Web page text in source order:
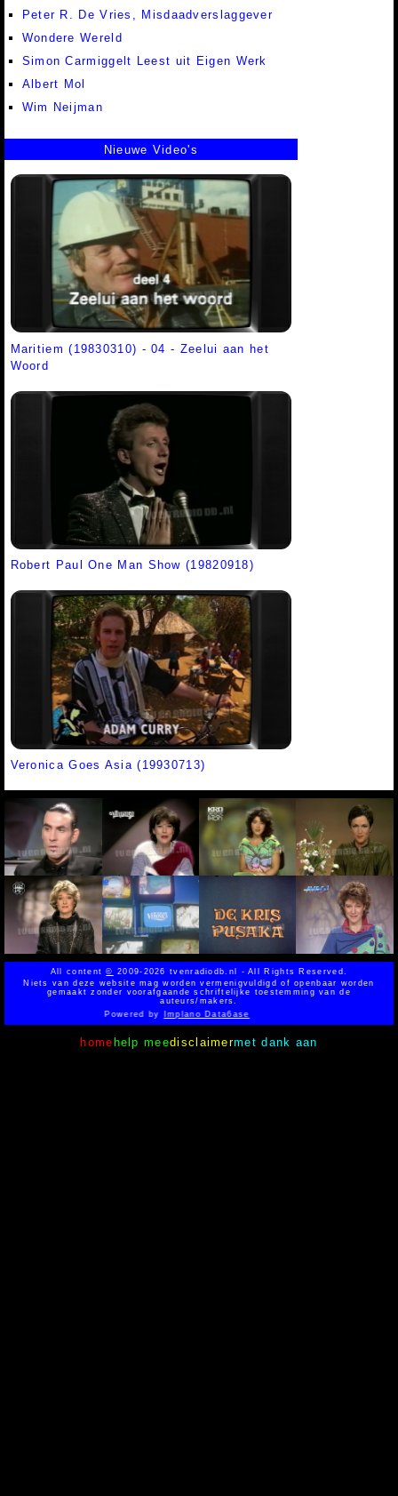
Peter R. De Vries, Misdaadverslaggever
Wondere Wereld
Simon Carmiggelt Leest uit Eigen Werk
Albert Mol
Wim Neijman
Nieuwe Video's
Maritiem (19830310) - 04 - Zeelui aan het
Woord
Robert Paul One Man Show (19820918)
Veronica Goes Asia (19930713)
All content© 2009-2026 tvenradiodb.nl - All Rights Reserved.
Niets van deze website mag worden vermenigvuldigd of openbaar worden
gemaakt zonder voorafgaande schriftelijke toestemming van de
auteurs/makers.
Powered byImplano Data6ase
home help meedisclaimermet dank aan